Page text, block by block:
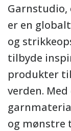
Garnstudio,
er en
og
tilbyde
produkter
verden.
og mønstre